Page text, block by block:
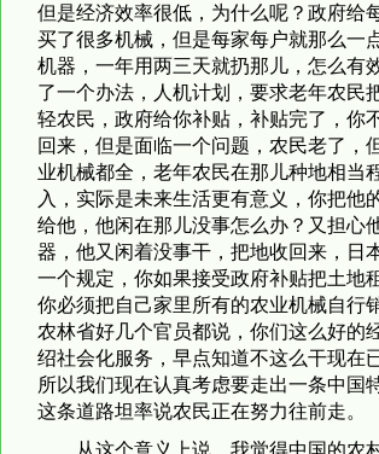
但是经济效率很低，为什么呢？政府给
买了很多机械，但是每家每户就那么一
机器，一年用两三天就扔那儿，怎么有
了一个办法，人机计划，要求老年农民
轻农民，政府给你补贴，补贴完了，你
回来，但是面临一个问题，农民老了，
业机械都全，老年农民在那儿种地相当
入，实际是未来生活更有意义，你把他
给他，他闲在那儿没事怎么办？又担心
器，他又闲着没事干，把地收回来，日
一个规定，你如果接受政府补贴把土地
你必须把自己家里所有的农业机械自行
农林省好几个官员都说，你们这么好的
绍社会化服务，早点知道不这么干现在
所以我们现在认真考虑要走出一条中国
这条道路坦率说农民正在努力往前走。
从这个意义上说，我觉得中国的农